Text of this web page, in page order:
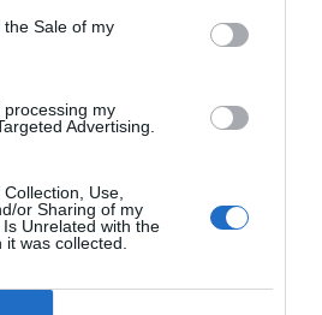
Sale of my
my
Advertising.
Use,
or Sharing of my
Unrelated with the
was collected.
prihlásiť
pri
€